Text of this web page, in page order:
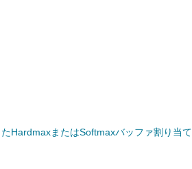
HardmaxまたはSoftmaxバッファ割り当て